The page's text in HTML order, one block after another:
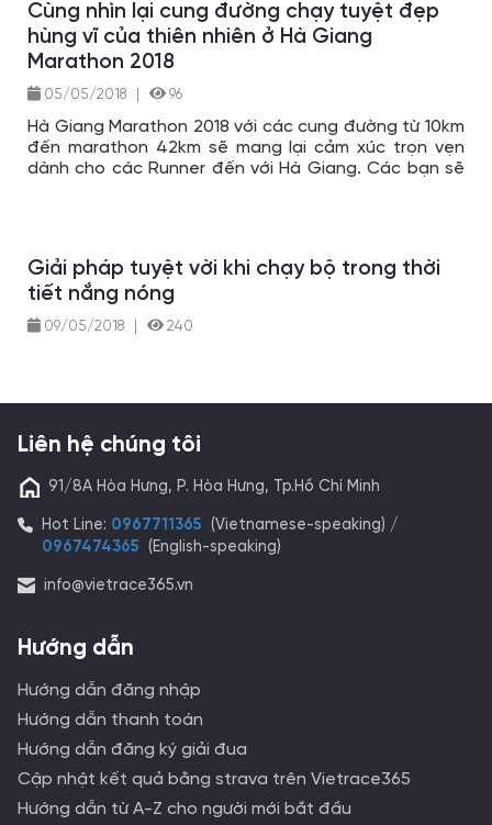
những runner nam nữ, già trẻ nhấp nhô, lúc ẩn lúc hiện
trên những con đường uốn lượn lên xuống.
Cùng nhìn lại cung đường chạy tuyệt đẹp
hùng vĩ của thiên nhiên ở Hà Giang
Marathon 2018
05/05/2018 96
Hà Giang Marathon 2018 với các cung đường từ 10km
đến marathon 42km sẽ mang lại cảm xúc trọn vẹn
dành cho các Runner đến với Hà Giang. Các bạn sẽ
Giải pháp tuyệt vời khi chạy bộ trong thời
tiết nắng nóng
09/05/2018 240
Liên hệ chúng tôi
91/8A Hòa Hưng, P. Hòa Hưng, Tp.Hồ Chí Minh
Hot Line: 0967711365 (Vietnamese-speaking) /
0967474365 (English-speaking)
info@vietrace365.vn
Hướng dẫn
Hướng dẫn đăng nhập
Hướng dẫn thanh toán
Hướng dẫn đăng ký giải đua
Cập nhật kết quả bằng strava trên Vietrace365
Hướng dẫn từ A-Z cho người mới bắt đầu